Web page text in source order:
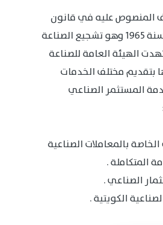
المنصوص عليه في قانون
الصناعة رقم 6 لسنة 1965 وهو تشجيع الصناعة
الهيئة العامة للصناعة
بتقديم مختلف الخدمات
المستثمر الصناعي
بالمعاملات الصناعية
المتكاملة .
الصناعي .
الكويتية .